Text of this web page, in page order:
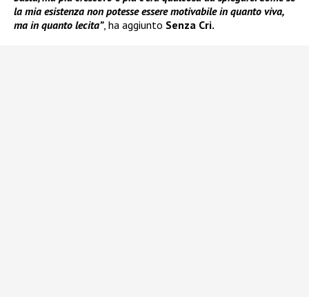
la mia esistenza non potesse essere motivabile in quanto viva,
ma in quanto lecita”, ha aggiunto Senza Cri.